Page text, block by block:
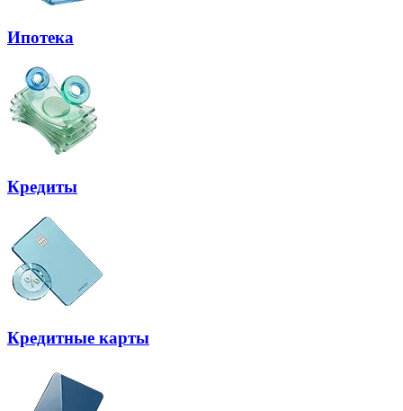
Ипотека
Кредиты
Кредитные карты